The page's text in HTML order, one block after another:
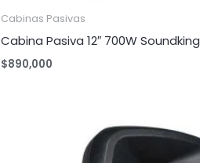
Cabinas Pasivas
Cabina Pasiva 12″ 700W Soundking
$890,000